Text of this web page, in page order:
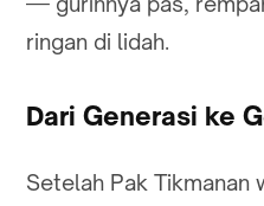
ringan di lidah.
Dari Generasi ke
Setelah Pak Tikmanan